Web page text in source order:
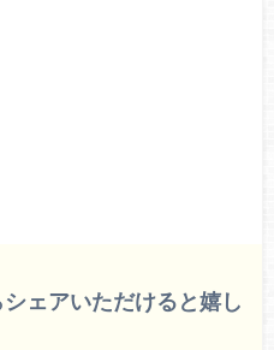
ェアいただけると嬉し